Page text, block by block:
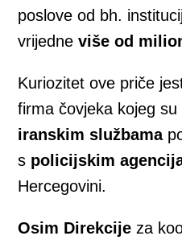
poslove od bh.
vrijedneviše od
Kuriozitet ove priče
firma čovjeka kojeg
iranskim službama
s policijskim
Hercegovini.
Osim Direkcije za